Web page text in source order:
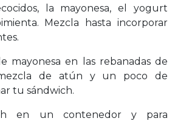
la mayonesa, el yogurt
Mezcla hasta incorporar
mayonesa en las rebanadas de
de atún y un poco de
tu sándwich.
en un contenedor y para